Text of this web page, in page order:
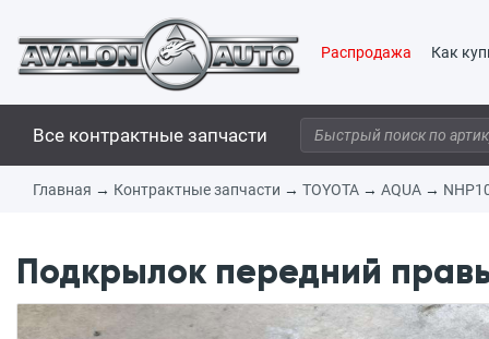
Распродажа Как
Все контрактные запчасти
Главная → Контрактные запчасти → TOYOTA → AQUA →
Подкрылок передний